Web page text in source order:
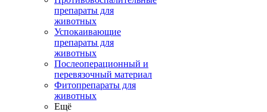
препараты для
животных
Успокаивающие
препараты для
животных
Послеоперационный и
перевязочный материал
Фитопрепараты для
животных
Ещё